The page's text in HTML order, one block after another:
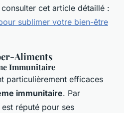
cet article détaillé :
sublimer votre bien-être
Aliments
Immunitaire
particulièrement efficaces
immunitaire. Par
est réputé pour ses